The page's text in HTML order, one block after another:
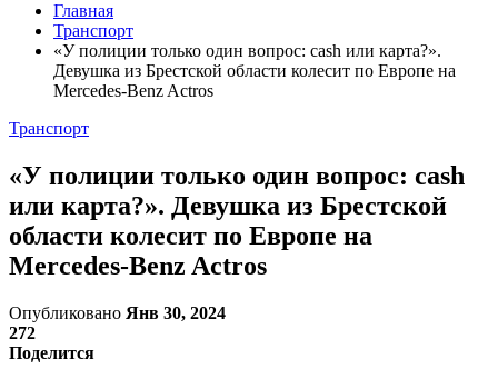
Главная
Транспорт
«У полиции только один вопрос: cash или карта?».
Девушка из Брестской области колесит по Европе на
Mercedes-Benz Actros
Транспорт
«У полиции только один вопрос: cash
или карта?». Девушка из Брестской
области колесит по Европе на
Mercedes-Benz Actros
Опубликовано Янв 30, 2024
272
Поделится